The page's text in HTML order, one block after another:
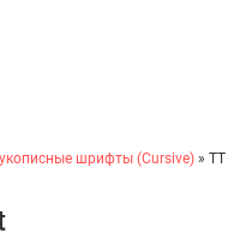
шрифты (Cursive) » TT